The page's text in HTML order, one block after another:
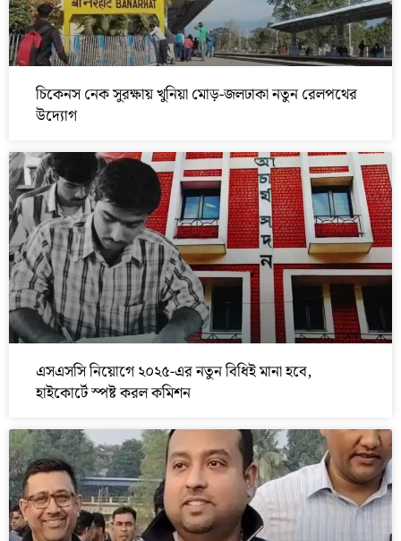
চিকেনস নেক সুরক্ষায় খুনিয়া মোড়-জলঢাকা নতুন রেলপথের
উদ্যোগ
এসএসসি নিয়োগে ২০২৫-এর নতুন বিধিই মানা হবে,
হাইকোর্টে স্পষ্ট করল কমিশন